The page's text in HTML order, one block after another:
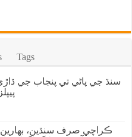
Tags
سنڌ جي پاڻي تي پنجاب جي
ڪراچي صرف سنڌين، بهارين